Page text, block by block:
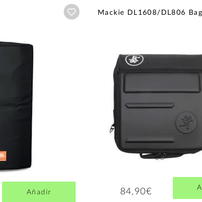
Añadir a wishlist
Añadir
Mackie DL1608/DL806 Bag
84,90€